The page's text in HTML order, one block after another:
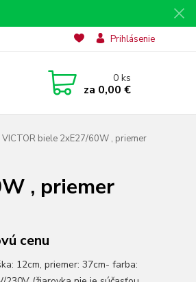
Prihlásenie
0ks
za 0,00 €
biele 2xE27/60W , priemer
, priemer
cenu
12cm, priemer: 37cm- farba: